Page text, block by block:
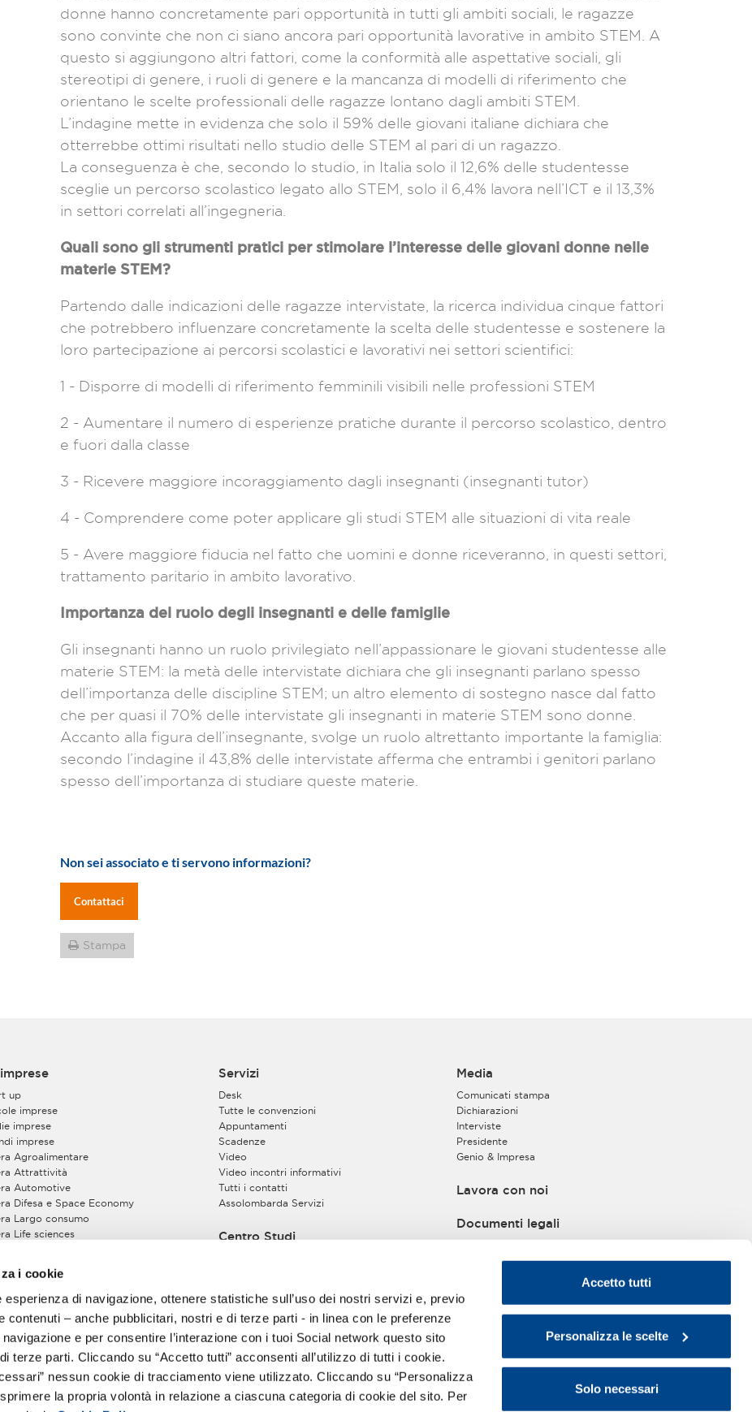
i cookie
esperienza di navigazione, ottenere statistiche sull’uso dei nostri servizi e, previo
contenuti – anche pubblicitari, nostri e di terze parti - in linea con le preferenze
e per consentire l’interazione con i tuoi Social network questo sito
terze parti. Cliccando su “Accetto tutti” acconsenti all’utilizzo di tutti i cookie.
nessun cookie di tracciamento viene utilizzato. Cliccando su “Personalizza
la propria volontà in relazione a ciascuna categoria di cookie del sito. Per
Accetto tutti
Personalizza le scelte
Solo necessari
donne hanno concretamente pari opportunità in tutti gli ambiti sociali, le ragazze
sono convinte che non ci siano ancora pari opportunità lavorative in ambito STEM. A
questo si aggiungono altri fattori, come la conformità alle aspettative sociali, gli
stereotipi di genere, i ruoli di genere e la mancanza di modelli di riferimento che
orientano le scelte professionali delle ragazze lontano dagli ambiti STEM.
L’indagine mette in evidenza che solo il 59% delle giovani italiane dichiara che
otterrebbe ottimi risultati nello studio delle STEM al pari di un ragazzo.
La conseguenza è che, secondo lo studio, in Italia solo il 12,6% delle studentesse
sceglie un percorso scolastico legato allo STEM, solo il 6,4% lavora nell’ICT e il 13,3%
in settori correlati all’ingegneria.
Quali sono gli strumenti pratici per stimolare l’interesse delle giovani donne nelle
materie STEM?
Partendo dalle indicazioni delle ragazze intervistate, la ricerca individua cinque fattori
che potrebbero influenzare concretamente la scelta delle studentesse e sostenere la
loro partecipazione ai percorsi scolastici e lavorativi nei settori scientifici:
1 - Disporre di modelli di riferimento femminili visibili nelle professioni STEM
2 - Aumentare il numero di esperienze pratiche durante il percorso scolastico, dentro
e fuori dalla classe
3 - Ricevere maggiore incoraggiamento dagli insegnanti (insegnanti tutor)
4 - Comprendere come poter applicare gli studi STEM alle situazioni di vita reale
5 - Avere maggiore fiducia nel fatto che uomini e donne riceveranno, in questi settori,
trattamento paritario in ambito lavorativo.
Importanza del ruolo degli insegnanti e delle famiglie
Gli insegnanti hanno un ruolo privilegiato nell’appassionare le giovani studentesse alle
materie STEM: la metà delle intervistate dichiara che gli insegnanti parlano spesso
dell’importanza delle discipline STEM; un altro elemento di sostegno nasce dal fatto
che per quasi il 70% delle intervistate gli insegnanti in materie STEM sono donne.
Accanto alla figura dell’insegnante, svolge un ruolo altrettanto importante la famiglia:
secondo l’indagine il 43,8% delle intervistate afferma che entrambi i genitori parlano
spesso dell’importanza di studiare queste materie.
Non sei associato e ti servono informazioni?
Contattaci
Stampa
up
imprese
imprese
imprese
Agroalimentare
Attrattività
Automotive
Difesa e Space Economy
Largo consumo
Life sciences
Associarsi
motivi
Servizi
Desk
Tutte le convenzioni
Appuntamenti
Scadenze
Video
Video incontri informativi
Tutti i contatti
Assolombarda Servizi
Centro Studi
Media
Comunicati stampa
Dichiarazioni
Interviste
Presidente
Genio & Impresa
Lavora con noi
Documenti legali
Informativa privacy
Copyright
Policy di Approvvigionamento Sostenibile
Whistleblowing
Trasparenza Erogazioni Pubbliche - Legge
n.124/2017